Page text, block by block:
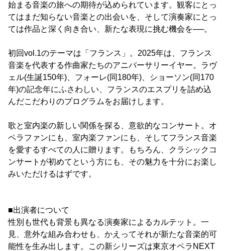
始まる音楽の旅への期待が込められています。観客にとっ
てはまだ知らない音楽との出会いを、そして演奏家にとっ
ては作品と深く向き合い、新たな表現に挑む機会を──。
初回vol.1のテーマは「フランス」。2025年は、フランス
音楽を代表する作曲家たちのアニバーサリーイヤー。ラヴ
ェル(生誕150年)、フォーレ(同180年)、ショーソン(同170
年)の記念年にふさわしい、フランスのエスプリを詰め込
んだこだわりのプログラムをお届けします。
歌と室内楽の新しい関係を探る、意欲的なコンサート。オ
ペラファンにも、室内楽ファンにも、そしてフランス音楽
を愛するすべての人に贈ります。もちろん、クラシックコ
ンサートが初めてという方にも、その魅力を十分にお楽し
みいただけるはずです。
■出演者について
性別も世代も背景も異なる演奏家によるカルテット。一
見、意外な組み合わせも、かえってそれが新たな音楽的可
能性を生み出します。この新シリーズは東京オペラNEXT